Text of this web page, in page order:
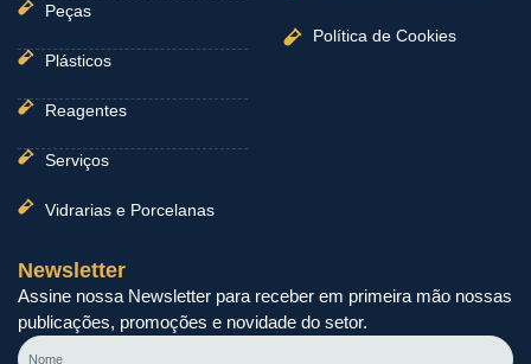
Peças
Plásticos
Reagentes
Serviços
Vidrarias e Porcelanas
Política de Cookies
Newsletter
Assine nossa Newsletter para receber em primeira mão nossas
publicações, promoções e novidade do setor.
Nome